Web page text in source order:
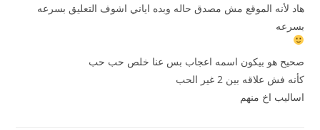
هاد لأنه الموقع مش مصدق حاله وبده اياني اشوف التعليق بسرعه
بسرعه
صحيح هو بيكون اسمه اعجاب بس عنا خلص حب حب
كأنه فش علاقه بين 2 غير الحب
اساليب اخ منهم